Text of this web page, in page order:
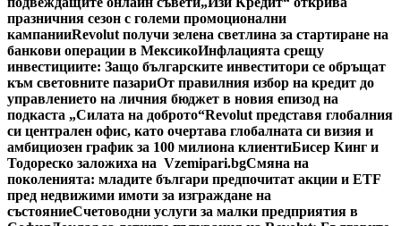
празничния сезон с големи промоционални
кампанииRevolut получи зелена светлина за стартиране на
банкови операции в МексикоИнфлацията срещу
инвестициите: Защо българските инвеститори се обръщат
към световните пазариОт правилния избор на кредит до
управлението на личния бюджет в новия епизод на
подкаста „Силата на доброто“Revolut представя глобалния
си централен офис, като очертава глобалната си визия и
амбициозен график за 100 милиона клиентиБисер Кинг и
Тодореско заложиха на Vzemipari.bgСмяна на
поколенията: младите българи предпочитат акции и ETF
пред недвижими имоти за изграждане на
състояниеСчетоводни услуги за малки предприятия в